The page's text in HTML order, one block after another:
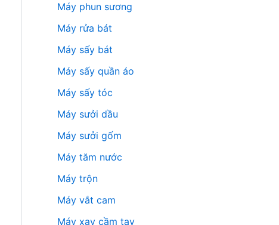
Máy phun sương
Máy rửa bát
Máy sấy bát
Máy sấy quần áo
Máy sấy tóc
Máy sưởi dầu
Máy sưởi gốm
Máy tăm nước
Máy trộn
Máy vắt cam
Máy xay cầm tay